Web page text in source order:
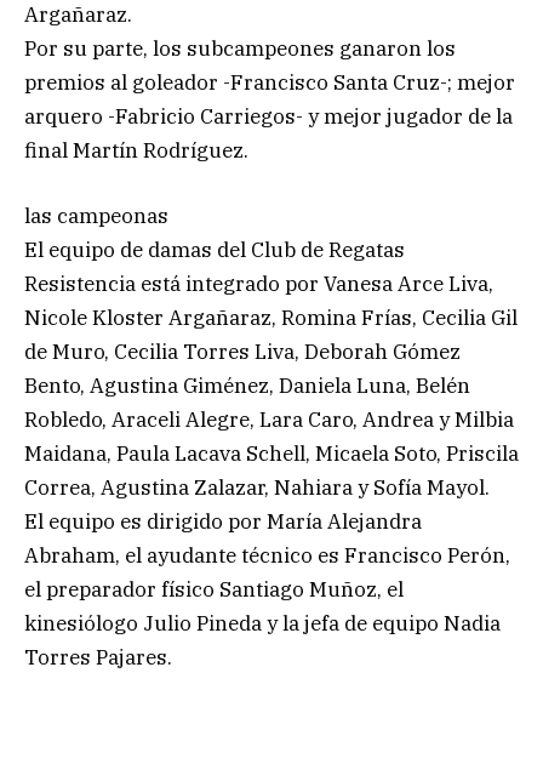
Argañaraz.
Por su parte, los subcampeones ganaron los
premios al goleador -Francisco Santa Cruz-; mejor
arquero -Fabricio Carriegos- y mejor jugador de la
final Martín Rodríguez.
las campeonas
El equipo de damas del Club de Regatas
Resistencia está integrado por Vanesa Arce Liva,
Nicole Kloster Argañaraz, Romina Frías, Cecilia Gil
de Muro, Cecilia Torres Liva, Deborah Gómez
Bento, Agustina Giménez, Daniela Luna, Belén
Robledo, Araceli Alegre, Lara Caro, Andrea y Milbia
Maidana, Paula Lacava Schell, Micaela Soto, Priscila
Correa, Agustina Zalazar, Nahiara y Sofía Mayol.
El equipo es dirigido por María Alejandra
Abraham, el ayudante técnico es Francisco Perón,
el preparador físico Santiago Muñoz, el
kinesiólogo Julio Pineda y la jefa de equipo Nadia
Torres Pajares.